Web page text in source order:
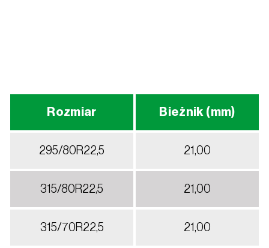
Rozmiar
295/80R22,5
315/80R22,5
315/70R22,5
Bieżnik (mm)
21,00
21,00
21,00